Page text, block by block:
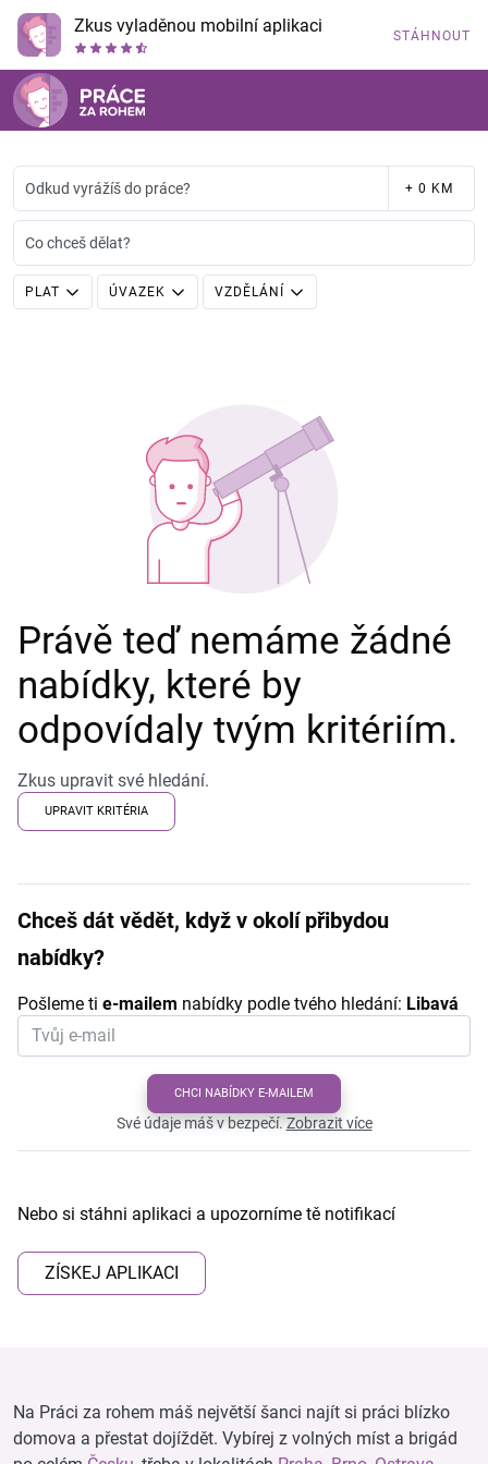
Zkus vyladěnou mobilní aplikaci STÁHNOUT
Odkud vyrážíš do práce? + 0 KM
Co chceš dělat?
PLAT ÚVAZEK VZDĚLÁNÍ
Právě teď nemáme žádné
nabídky, které by
odpovídaly tvým kritériím.
Zkus upravit své hledání.
UPRAVIT KRITÉRIA
Chceš dát vědět, když v okolí přibydou
nabídky?
Pošleme ti e-mailem nabídky podle tvého hledání: Libavá
CHCI NABÍDKY E-MAILEM
Své údaje máš v bezpečí.Zobrazit více
Nebo si stáhni aplikaci a upozorníme tě notifikací
ZÍSKEJ APLIKACI
Na Práci za rohem máš největší šanci najít si práci blízko
domova a přestat dojíždět. Vybírej z volných míst a brigád